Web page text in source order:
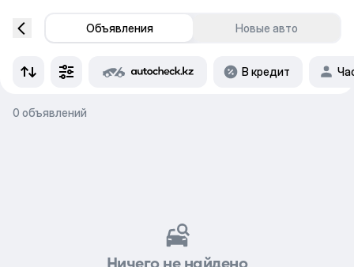
Объявления Новые авто
В кредит
0 объявлений
Ничего не найдено